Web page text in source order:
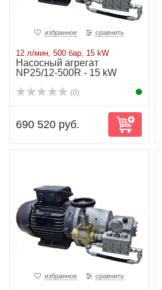
избранное сравнить
12 л/мин, 500 бар, 15 kW
Насосный агрегат
NP25/12-500R - 15 kW
(0)
690 520 руб.
избранное сравнить